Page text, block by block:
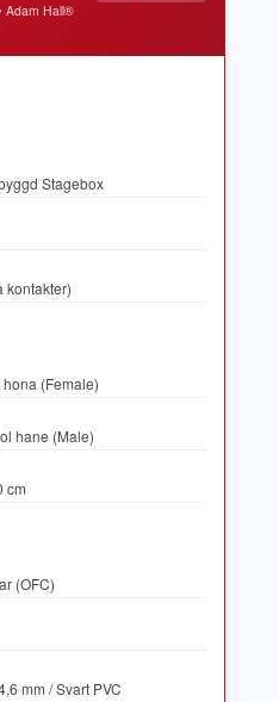
Adam Hall®
Stagebox
kontakter)
(Female)
hane (Male)
cm
(OFC)
mm / Svart PVC